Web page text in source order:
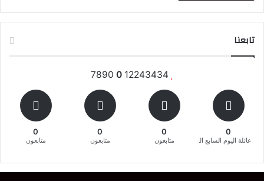
تابعنا
12243434
0
0
عائلة اليوم السابع المغربية
0
متابعون
0
متابعون
0
متابعون